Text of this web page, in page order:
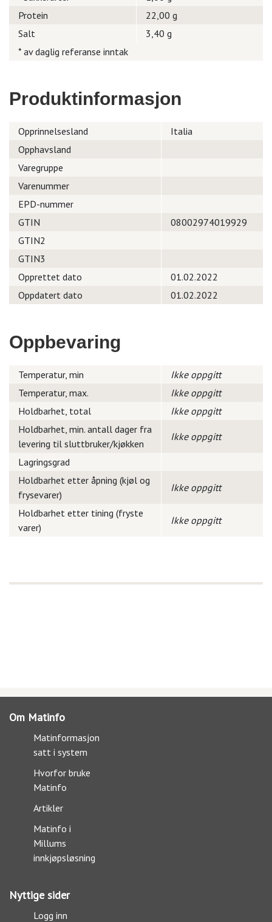
Protein
22,00 g
Salt
3,40 g
* av daglig referanse inntak
Produktinformasjon
Opprinnelsesland
Italia
Opphavsland
Varegruppe
Varenummer
EPD-nummer
GTIN
08002974019929
GTIN2
GTIN3
Opprettet dato
01.02.2022
Oppdatert dato
01.02.2022
Oppbevaring
Temperatur, min
Ikke oppgitt
Temperatur, max.
Ikke oppgitt
Holdbarhet, total
Ikke oppgitt
Holdbarhet, min. antall dager fra
levering til sluttbruker/kjøkken
Ikke oppgitt
Lagringsgrad
Holdbarhet etter åpning (kjøl og
frysevarer)
Ikke oppgitt
Holdbarhet etter tining (fryste
varer)
Ikke oppgitt
Om Matinfo
Matinformasjon
satt i system
Hvorfor bruke
Matinfo
Artikler
Matinfo i
Millums
innkjøpsløsning
Nyttige sider
Logg inn